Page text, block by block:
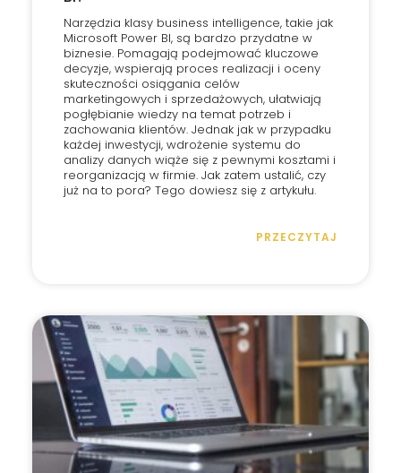
Narzędzia klasy business intelligence, takie jak
Microsoft Power BI, są bardzo przydatne w
biznesie. Pomagają podejmować kluczowe
decyzje, wspierają proces realizacji i oceny
skuteczności osiągania celów
marketingowych i sprzedażowych, ułatwiają
pogłębianie wiedzy na temat potrzeb i
zachowania klientów. Jednak jak w przypadku
każdej inwestycji, wdrożenie systemu do
analizy danych wiąże się z pewnymi kosztami i
reorganizacją w firmie. Jak zatem ustalić, czy
już na to pora? Tego dowiesz się z artykułu.
PRZECZYTAJ